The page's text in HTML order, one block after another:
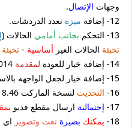
وجهات الإتصال.
12- إضافة
ميزة تعدد الدردشات.
13- التحكم
بجانب أمامي الحالات (
تخبئة الحالات الغير أساسية - تخبئة
14- إضافة خيار للعودة
لمقدمة
15- إضافة خيار لجعل الواجهه بالاسفل.
16- التحديث لنسخة الماركت 2.18.46.
17- إحتمالية ارسال مقطع فديو
18- يمكنك بصيرة نعت وتصوير اي